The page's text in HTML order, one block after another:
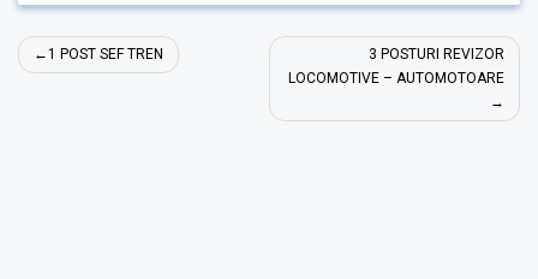
Navigare
în
1 POST SEF TREN
3 POSTURI REVIZOR
LOCOMOTIVE – AUTOMOTOARE